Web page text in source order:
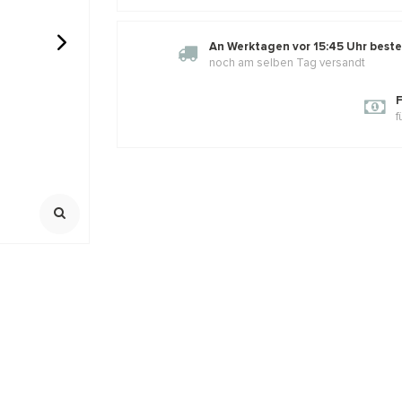
rond
ca. 8mm
An Werktagen vor 15:45 Uhr
noch am selben Tag versandt